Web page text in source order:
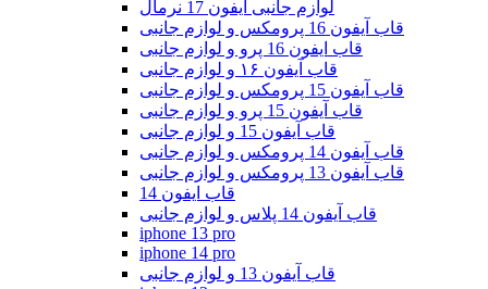
لوازم جانبی آیفون 17 نرمال
قاب آیفون 16 پرومکس و لوازم جانبی
قاب ایفون 16 پرو و لوازم جانبی
قاب آیفون ۱۶ و لوازم جانبی
قاب آیفون 15 پرومکس و لوازم جانبی
قاب آیفون 15 پرو و لوازم جانبی
قاب آیفون 15 و لوازم جانبی
قاب آیفون 14 پرومکس و لوازم جانبی
قاب آیفون 13 پرومکس و لوازم جانبی
قاب ایفون 14
قاب آیفون 14 پلاس و لوازم جانبی
iphone 13 pro
iphone 14 pro
قاب آیفون 13 و لوازم جانبی